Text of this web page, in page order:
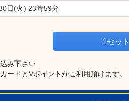
日(火) 23時59分
1セット
み下さい
ードとVポイントがご利用頂けます。